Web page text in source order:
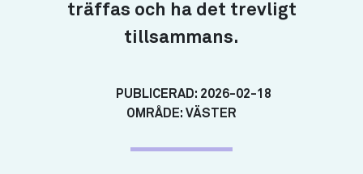
träffas och ha det trevligt
tillsammans.
PUBLICERAD: 2026-02-18
OMRÅDE: VÄSTER